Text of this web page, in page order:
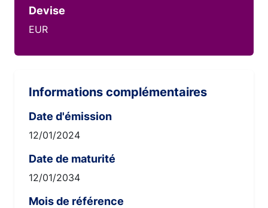
Devise
EUR
Informations complémentaires
Date d'émission
12/01/2024
Date de maturité
12/01/2034
Mois de référence